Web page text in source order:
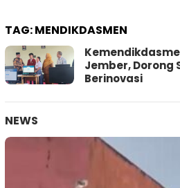
TAG:MENDIKDASMEN
Jember, Dorong
Berinovasi
NEWS